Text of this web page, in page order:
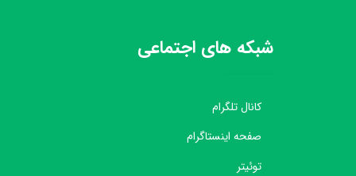
شبکه های اجتماعی
کانال تلگرام
صفحه اینستاگرام
توئیتر